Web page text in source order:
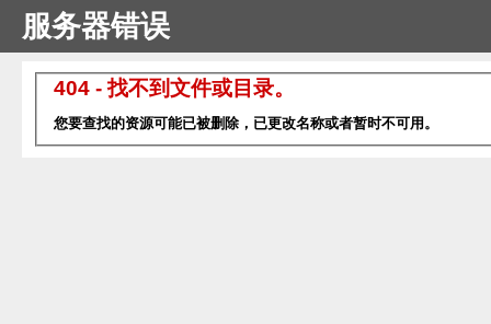
服务器错误
404 - 找不到文件或目录。
您要查找的资源可能已被删除，已更改名称或者暂时不可用。